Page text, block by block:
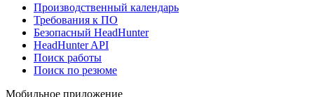
Производственный календарь
Требования к ПО
Безопасный HeadHunter
HeadHunter API
Поиск работы
Поиск по резюме
Мобильное приложение